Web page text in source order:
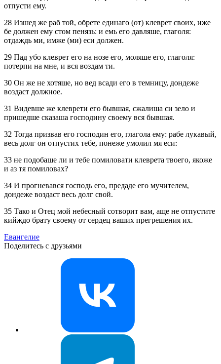
отпусти ему.
28 Изшед же раб той, обрете единаго (от) клеврет своих, иже
бе должен ему стом пенязь: и емь его давляше, глаголя:
отдаждь ми, имже (ми) еси должен.
29 Пад убо клеврет его на нозе его, моляше его, глаголя:
потерпи на мне, и вся воздам ти.
30 Он же не хотяше, но вед всади его в темницу, дондеже
воздаст должное.
31 Видевше же клеврети его бывшая, сжалиша си зело и
пришедше сказаша господину своему вся бывшая.
32 Тогда призвав его господин его, глагола ему: рабе лукавый,
весь долг он отпустих тебе, понеже умолил мя еси:
33 не подобаше ли и тебе помиловати клеврета твоего, якоже
и аз тя помиловах?
34 И прогневався господь его, предаде его мучителем,
дондеже воздаст весь долг свой.
35 Тако и Отец мой небесный сотворит вам, аще не отпустите
кийждо брату своему от сердец ваших прегрешения их.
Евангелие
Поделитесь с друзьями